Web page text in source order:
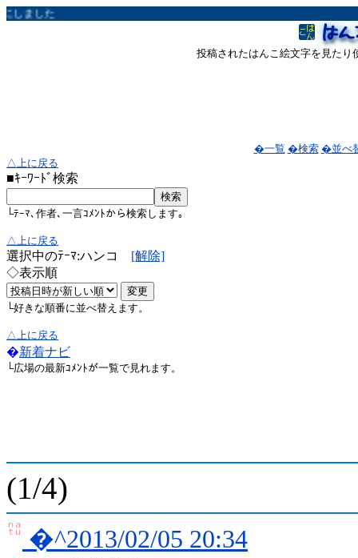
ました
投稿されたはんこ絵文字を見たり
�一覧 �検索 �並べ
△上に戻る
■ｷｰﾜｰﾄﾞ検索
└ﾃｰﾏ､作者､一言ｺﾒﾝﾄから検索します｡
△上に戻る
選択中のﾃｰﾏ:ハンコ [解除]
◇表示順
└好きな順番に並べ替えます。
△上に戻る
�新着ナビ
└広場の最新ｺﾒﾝﾄが一覧で見れます。
(1/4)
�^2013/02/05 20:34